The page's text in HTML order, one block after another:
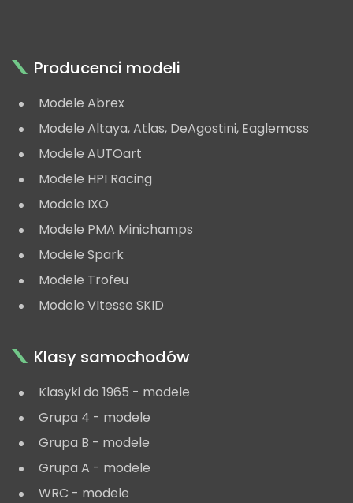
Producenci modeli
Modele Abrex
Modele Altaya, Atlas, DeAgostini, Eaglemoss
Modele AUTOart
Modele HPI Racing
Modele IXO
Modele PMA Minichamps
Modele Spark
Modele Trofeu
Modele VItesse SKID
Klasy samochodów
Klasyki do 1965 - modele
Grupa 4 - modele
Grupa B - modele
Grupa A - modele
WRC - modele